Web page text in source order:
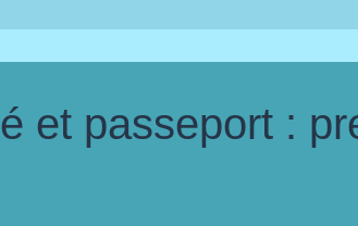
et passeport :